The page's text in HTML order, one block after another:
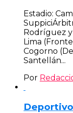
Estadio:
Rodríguez y
Lima
Cogorno
Santellán...
Por